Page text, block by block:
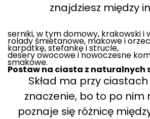
znajdziesz między
serniki, w tym domowy, krakowski i
rolady śmietanowe, makowe i
karpatkę, stefankę i strucle,
desery owocowe i nowoczesne
smakowe.
Postaw na ciasta z naturalnych
Skład ma przy
znaczenie, bo to po nim
poznaje się różnicę